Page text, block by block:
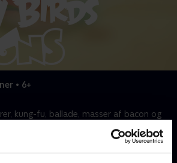
• 6+
kung-fu, ballade, masser af bacon og